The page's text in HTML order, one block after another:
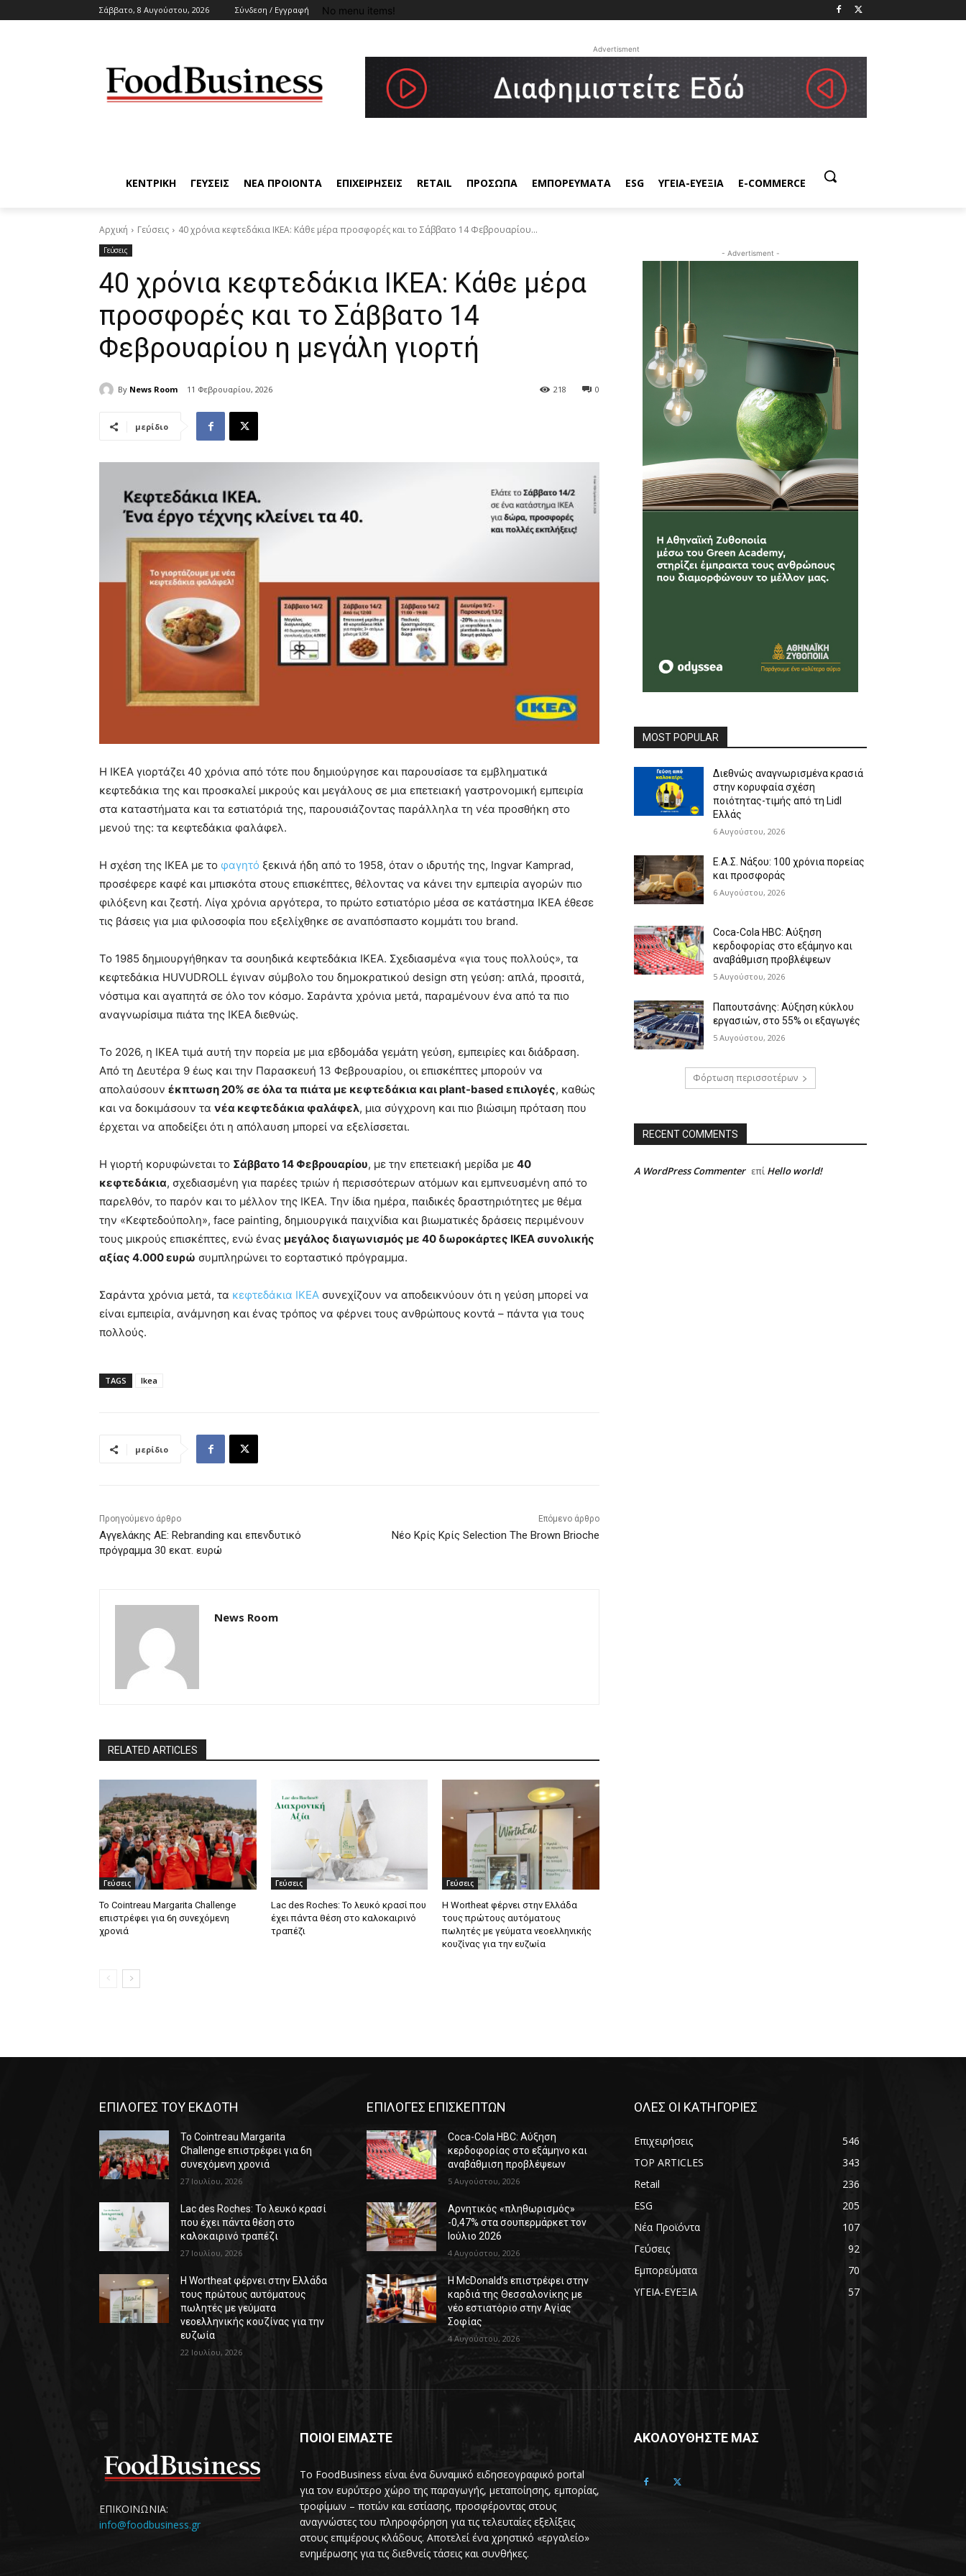
Σάββατο, 8 Αυγούστου, 2026 Σύνδεση / Εγγραφή No menu items!
Advertisment
ΚΕΝΤΡΙΚΗ ΓΕΥΣΕΙΣ ΝΕΑ ΠΡΟΙΟΝΤΑ ΕΠΙΧΕΙΡΗΣΕΙΣ RETAIL ΠΡΟΣΩΠΑ ΕΜΠΟΡΕΥΜΑΤΑ ESG ΥΓΕΙΑ-ΕΥΕΞΙΑ E-COMMERCE
Αρχική Γεύσεις 40 χρόνια κεφτεδάκια ΙΚΕΑ: Κάθε μέρα προσφορές και το Σάββατο 14 Φεβρουαρίου...
Γεύσεις
40 χρόνια κεφτεδάκια ΙΚΕΑ: Κάθε μέρα
προσφορές και το Σάββατο 14
Φεβρουαρίου η μεγάλη γιορτή
By News Room 11 Φεβρουαρίου, 2026 0
218
μερίδιο
Η ΙΚΕΑ γιορτάζει 40 χρόνια από τότε που δημιούργησε και παρουσίασε τα εμβληματικά
κεφτεδάκια της και προσκαλεί μικρούς και μεγάλους σε μια επετειακή γαστρονομική εμπειρία
στα καταστήματα και τα εστιατόριά της, παρουσιάζοντας παράλληλα τη νέα προσθήκη στο
μενού της: τα κεφτεδάκια φαλάφελ.
Η σχέση της ΙΚΕΑ με το φαγητό ξεκινά ήδη από το 1958, όταν ο ιδρυτής της, Ingvar Kamprad,
προσέφερε καφέ και μπισκότα στους επισκέπτες, θέλοντας να κάνει την εμπειρία αγορών πιο
φιλόξενη και ζεστή. Λίγα χρόνια αργότερα, το πρώτο εστιατόριο μέσα σε κατάστημα ΙΚΕΑ έθεσε
τις βάσεις για μια φιλοσοφία που εξελίχθηκε σε αναπόσπαστο κομμάτι του brand.
Το 1985 δημιουργήθηκαν τα σουηδικά κεφτεδάκια ΙΚΕΑ. Σχεδιασμένα «για τους πολλούς», τα
κεφτεδάκια HUVUDROLL έγιναν σύμβολο του δημοκρατικού design στη γεύση: απλά, προσιτά,
νόστιμα και αγαπητά σε όλο τον κόσμο. Σαράντα χρόνια μετά, παραμένουν ένα από τα πιο
αναγνωρίσιμα πιάτα της ΙΚΕΑ διεθνώς.
Το 2026, η ΙΚΕΑ τιμά αυτή την πορεία με μια εβδομάδα γεμάτη γεύση, εμπειρίες και διάδραση.
Από τη Δευτέρα 9 έως και την Παρασκευή 13 Φεβρουαρίου, οι επισκέπτες μπορούν να
απολαύσουν έκπτωση 20% σε όλα τα πιάτα με κεφτεδάκια και plant-based επιλογές, καθώς
και να δοκιμάσουν τα νέα κεφτεδάκια φαλάφελ, μια σύγχρονη και πιο βιώσιμη πρόταση που
έρχεται να αποδείξει ότι η απόλαυση μπορεί να εξελίσσεται.
Η γιορτή κορυφώνεται το Σάββατο 14 Φεβρουαρίου, με την επετειακή μερίδα με 40
κεφτεδάκια, σχεδιασμένη για παρέες τριών ή περισσότερων ατόμων και εμπνευσμένη από το
παρελθόν, το παρόν και το μέλλον της ΙΚΕΑ. Την ίδια ημέρα, παιδικές δραστηριότητες με θέμα
την «Κεφτεδούπολη», face painting, δημιουργικά παιχνίδια και βιωματικές δράσεις περιμένουν
τους μικρούς επισκέπτες, ενώ ένας μεγάλος διαγωνισμός με 40 δωροκάρτες ΙΚΕΑ συνολικής
αξίας 4.000 ευρώ συμπληρώνει το εορταστικό πρόγραμμα.
Σαράντα χρόνια μετά, τα κεφτεδάκια ΙΚΕΑ συνεχίζουν να αποδεικνύουν ότι η γεύση μπορεί να
είναι εμπειρία, ανάμνηση και ένας τρόπος να φέρνει τους ανθρώπους κοντά – πάντα για τους
πολλούς.
TAGS Ikea
μερίδιο
Προηγούμενο άρθρο
Αγγελάκης ΑΕ: Rebranding και επενδυτικό
πρόγραμμα 30 εκατ. ευρώ
Επόμενο άρθρο
Νέο Κρίς Κρίς Selection The Brown Brioche
News Room
RELATED ARTICLES
Γεύσεις
Το Cointreau Margarita Challenge
επιστρέφει για 6η συνεχόμενη
χρονιά
Γεύσεις
Lac des Roches: Το λευκό κρασί που
έχει πάντα θέση στο καλοκαιρινό
τραπέζι
Γεύσεις
Η Wortheat φέρνει στην Ελλάδα
τους πρώτους αυτόματους
πωλητές με γεύματα νεοελληνικής
κουζίνας για την ευζωία
- Advertisment -
MOST POPULAR
Διεθνώς αναγνωρισμένα κρασιά
στην κορυφαία σχέση
ποιότητας-τιμής από τη Lidl
Ελλάς
6 Αυγούστου, 2026
Ε.Α.Σ. Νάξου: 100 χρόνια πορείας
και προσφοράς
6 Αυγούστου, 2026
Coca-Cola HBC: Αύξηση
κερδοφορίας στο εξάμηνο και
αναβάθμιση προβλέψεων
5 Αυγούστου, 2026
Παπουτσάνης: Αύξηση κύκλου
εργασιών, στο 55% οι εξαγωγές
5 Αυγούστου, 2026
Φόρτωση περισσοτέρων
RECENT COMMENTS
A WordPress Commenter επί Hello world!
ΕΠΙΛΟΓΕΣ ΤΟΥ ΕΚΔΟΤΗ
Το Cointreau Margarita
Challenge επιστρέφει για 6η
συνεχόμενη χρονιά
27 Ιουλίου, 2026
Lac des Roches: Το λευκό κρασί
που έχει πάντα θέση στο
καλοκαιρινό τραπέζι
27 Ιουλίου, 2026
Η Wortheat φέρνει στην Ελλάδα
τους πρώτους αυτόματους
πωλητές με γεύματα
νεοελληνικής κουζίνας για την
ευζωία
22 Ιουλίου, 2026
ΕΠΙΛΟΓΕΣ ΕΠΙΣΚΕΠΤΩΝ
Coca-Cola HBC: Αύξηση
κερδοφορίας στο εξάμηνο και
αναβάθμιση προβλέψεων
5 Αυγούστου, 2026
Αρνητικός «πληθωρισμός»
-0,47% στα σουπερμάρκετ τον
Ιούλιο 2026
4 Αυγούστου, 2026
Η McDonald’s επιστρέφει στην
καρδιά της Θεσσαλονίκης με
νέο εστιατόριο στην Αγίας
Σοφίας
4 Αυγούστου, 2026
ΟΛΕΣ ΟΙ ΚΑΤΗΓΟΡΙΕΣ
Επιχειρήσεις
546
TOP ARTICLES
343
Retail
236
ESG
205
Νέα Προϊόντα
107
Γεύσεις
92
Εμπορεύματα
70
ΥΓΕΙΑ-ΕΥΕΞΙΑ
57
ΕΠΙΚΟΙΝΩΝΙΑ:
info@foodbusiness.gr
ΠΟΙΟΙ ΕΙΜΑΣΤΕ
Το FoodBusiness είναι ένα δυναμικό ειδησεογραφικό portal
για τον ευρύτερο χώρο της παραγωγής, μεταποίησης, εμπορίας,
τροφίμων – ποτών και εστίασης, προσφέροντας στους
αναγνώστες του πληροφόρηση για τις τελευταίες εξελίξεις
στους επιμέρους κλάδους. Αποτελεί ένα χρηστικό «εργαλείο»
ενημέρωσης για τις διεθνείς τάσεις και συνθήκες.
ΑΚΟΛΟΥΘΗΣΤΕ ΜΑΣ